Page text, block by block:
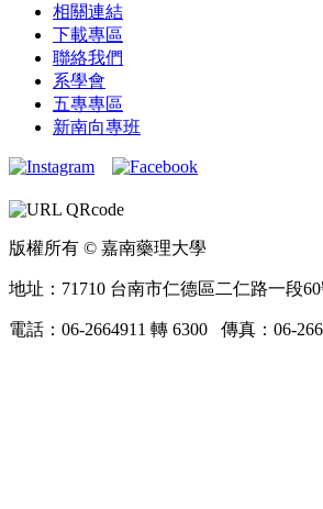
相關連結
下載專區
聯絡我們
系學會
五專專區
新南向專班
版權所有 © 嘉南藥理大學
地址：71710 台南市仁德區二仁路一段
電話：06-2664911 轉 6300 傳真：06-